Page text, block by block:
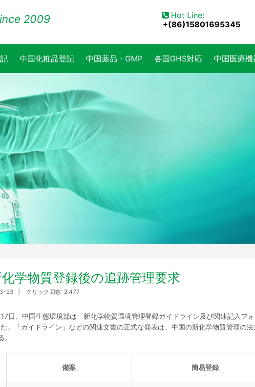
2009  Hot Line:
+(86)15801695345
中国化粧品登記 中国薬品・GMP 各国GHS対応 中国医療
学物質登録後の追跡管理要求
23 | クリック回数: 2,477
日、中国生態環境部は「新化学物質環境管理登録ガイドライン及び関連記入フ
。「ガイドライン」などの関連文書の正式な発表は、中国の新化学物質管理の
。
備案 簡易登録